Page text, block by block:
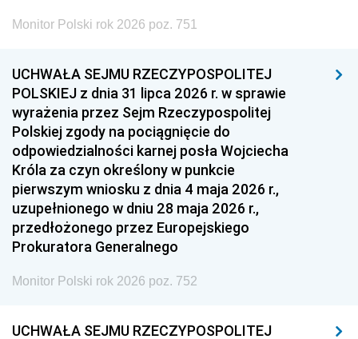
Monitor Polski rok 2026 poz. 751
UCHWAŁA SEJMU RZECZYPOSPOLITEJ
POLSKIEJ z dnia 31 lipca 2026 r. w sprawie
wyrażenia przez Sejm Rzeczypospolitej
Polskiej zgody na pociągnięcie do
odpowiedzialności karnej posła Wojciecha
Króla za czyn określony w punkcie
pierwszym wniosku z dnia 4 maja 2026 r.,
uzupełnionego w dniu 28 maja 2026 r.,
przedłożonego przez Europejskiego
Prokuratora Generalnego
Monitor Polski rok 2026 poz. 752
UCHWAŁA SEJMU RZECZYPOSPOLITEJ